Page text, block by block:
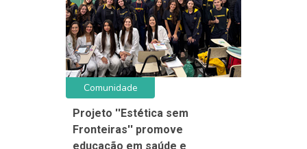
Comunidade
Projeto ''Estética sem
Fronteiras'' promove
educação em saúde e